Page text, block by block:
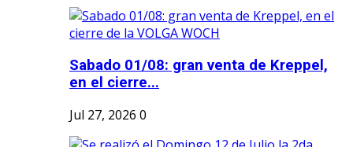
Sabado 01/08: gran venta de Kreppel,
en el cierre...
Jul 27, 2026 0